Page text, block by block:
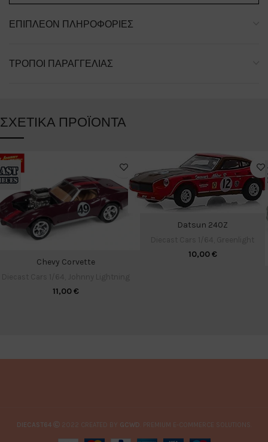
ΕΠΙΠΛΈΟΝ ΠΛΗΡΟΦΟΡΊΕΣ
ΤΡΌΠΟΙ ΠΑΡΑΓΓΕΛΊΑΣ
ΣΧΕΤΙΚΆ ΠΡΟΪΌΝΤΑ
Chevy Corvette
11,00€
Datsun 240Z
10,00€
DIECAST64 2022 CREATED BY GCWD . PREMIUM E-COMMERCE SOLUTIONS.